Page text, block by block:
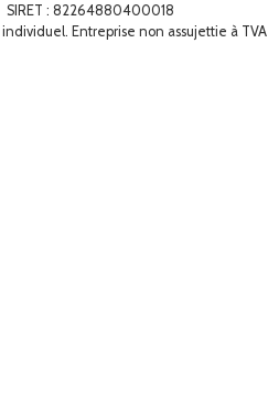
SIRET : 82264880400018
Entreprise non assujettie à TVA